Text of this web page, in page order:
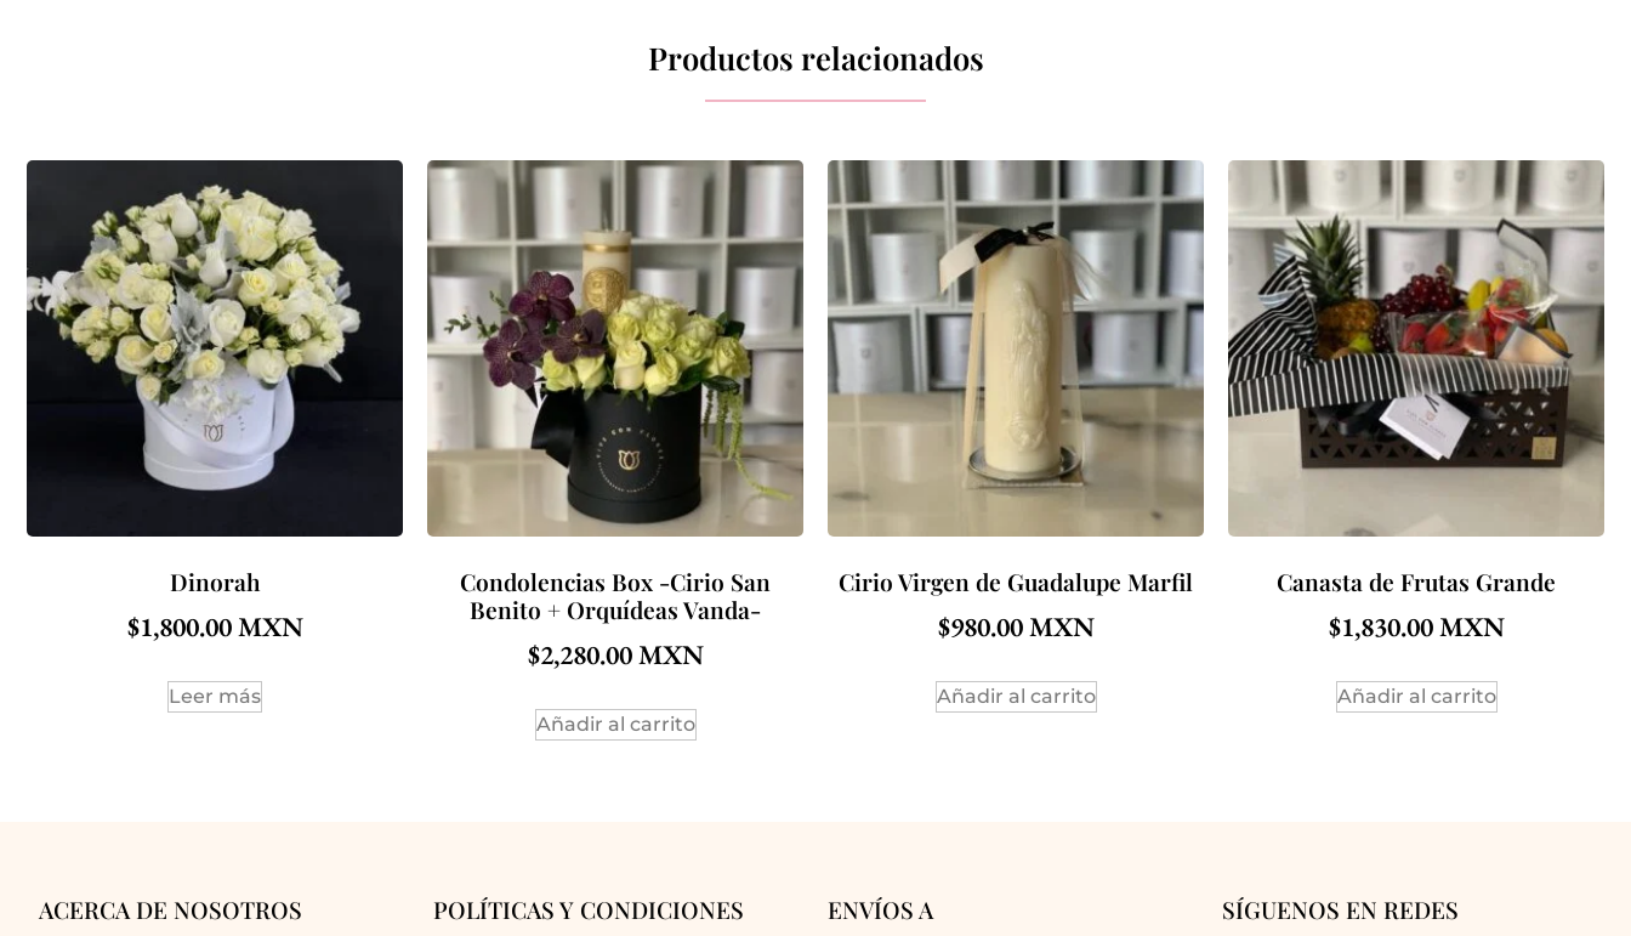
Productos relacionados
Dinorah
$1,800.00
Leer más
Condolencias Box -Cirio San
Benito + Orquídeas Vanda-
$2,280.00
Añadir al carrito
Cirio Virgen de Guadalupe Marfil
$980.00
Añadir al carrito
Canasta de Frutas Grande
$1,830.00
Añadir al carrito
ACERCA DE NOSOTROS POLÍTICAS Y CONDICIONES ENVÍOS A SÍGUENOS EN REDES